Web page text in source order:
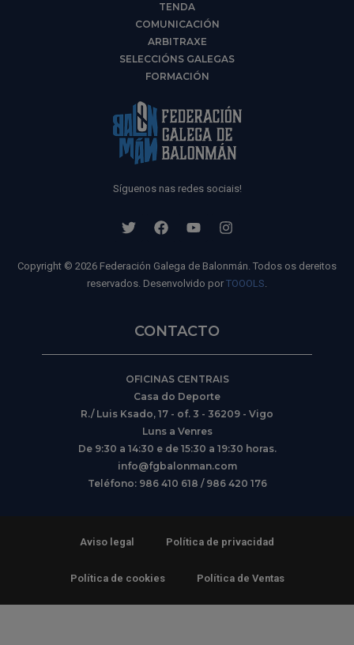
TENDA
COMUNICACIÓN
ARBITRAXE
SELECCIÓNS GALEGAS
FORMACIÓN
Síguenos nas redes sociais!
Copyright © 2026 Federación Galega de Balonmán. Todos os dereitos
reservados. Desenvolvido por TOOOLS.
CONTACTO
OFICINAS CENTRAIS
Casa do Deporte
R./ Luis Ksado, 17 - of. 3 - 36209 - Vigo
Luns a Venres
De 9:30 a 14:30 e de 15:30 a 19:30 horas.
info@fgbalonman.com
Teléfono: 986 410 618 / 986 420 176
Aviso legal Política de privacidad
Política de cookies Política de Ventas